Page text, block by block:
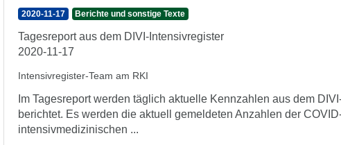
2020-11-17 Berichte und sonstige Texte
Tagesreport aus dem DIVI-Intensivregister
2020-11-17
Intensivregister-Team am RKI
Im Tagesreport werden täglich aktuelle Kennzahlen aus dem
berichtet. Es werden die aktuell gemeldeten Anzahlen der
intensivmedizinischen ...